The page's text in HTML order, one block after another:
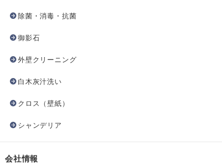
除菌・消毒・抗菌
御影石
外壁クリーニング
白木灰汁洗い
クロス（壁紙）
シャンデリア
会社情報